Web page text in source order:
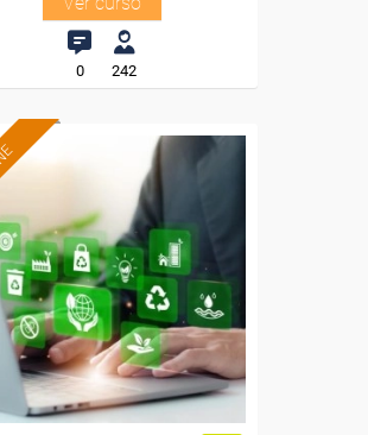
0 242
Formación 100%
subvencionada.
Para desempleados,
y autónomos.
Sector
-Mediambiente.